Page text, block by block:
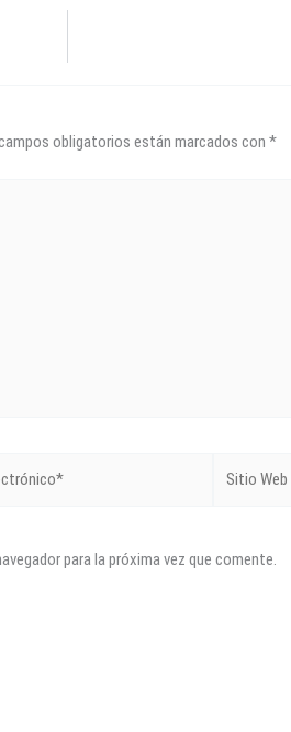
obligatorios están marcados con *
Web
para la próxima vez que comente.